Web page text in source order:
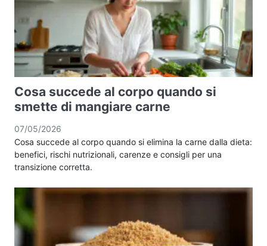
Cosa succede al corpo quando si
smette di mangiare carne
07/05/2026
Cosa succede al corpo quando si elimina la carne dalla dieta:
benefici, rischi nutrizionali, carenze e consigli per una
transizione corretta.